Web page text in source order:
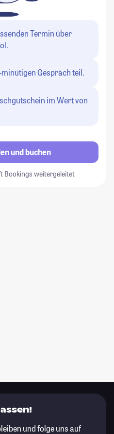
Termin über
minütigen Gespräch teil.
im Wert von
und buchen
Bookings weitergeleitet
und folge uns auf